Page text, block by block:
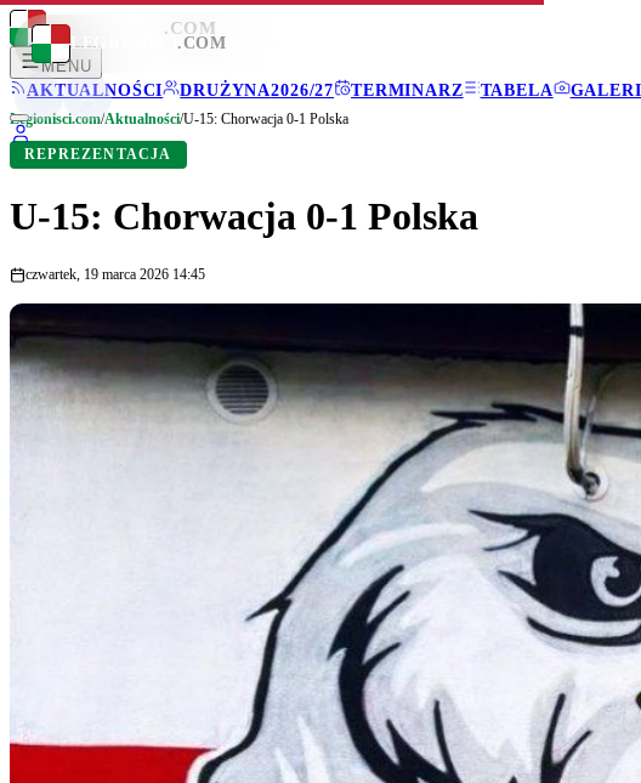
LEGIONISCI .COM
MENU
AKTUALNOŚCI
DRUŻYNA2026/27 TERMINARZ TABELA
LEGIONISCI .COM
Legionisci.com/Aktualności/U-15: Chorwacja 0-1 Polska
REPREZENTACJA
U-15: Chorwacja 0-1 Polska
czwartek, 19 marca 2026 14:45